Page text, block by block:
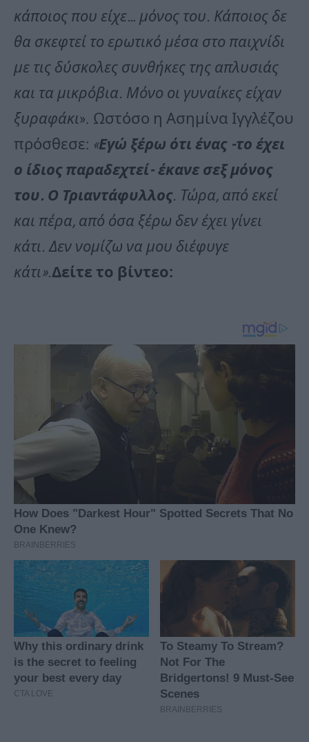
κάποιος που είχε… μόνος του. Κάποιος δε
θα σκεφτεί το ερωτικό μέσα στο παιχνίδι
με τις δύσκολες συνθήκες της απλυσιάς
και τα μικρόβια. Μόνο οι γυναίκες είχαν
ξυραφάκι». Ωστόσο η Ασημίνα Ιγγλέζου
πρόσθεσε: «Εγώ ξέρω ότι ένας -το έχει
ο ίδιος παραδεχτεί- έκανε σεξ μόνος
του. Ο Τριαντάφυλλος. Τώρα, από εκεί
και πέρα, από όσα ξέρω δεν έχει γίνει
κάτι. Δεν νομίζω να μου διέφυγε
κάτι».Δείτε το βίντεο: